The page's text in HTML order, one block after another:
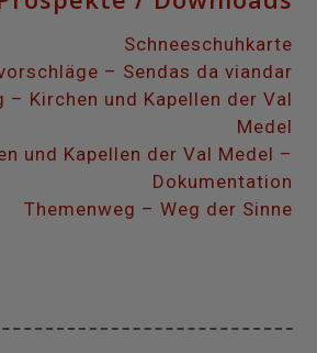
Schneeschuhkarte
– Sendas da viandar
– Kirchen und Kapellen der Val
Medel
und Kapellen der Val Medel –
Dokumentation
Themenweg – Weg der Sinne